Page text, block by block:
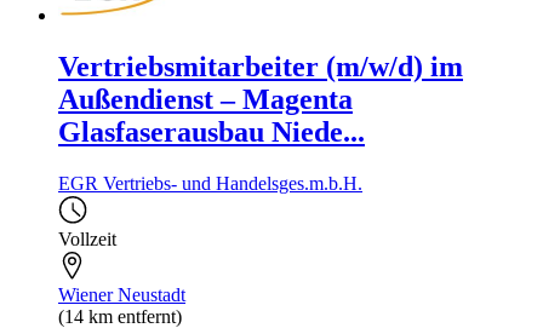
Vertriebsmitarbeiter (m/w/d) im
Außendienst – Magenta
Glasfaserausbau Niede...
EGR Vertriebs- und Handelsges.m.b.H.
Vollzeit
Wiener Neustadt
(14 km entfernt)